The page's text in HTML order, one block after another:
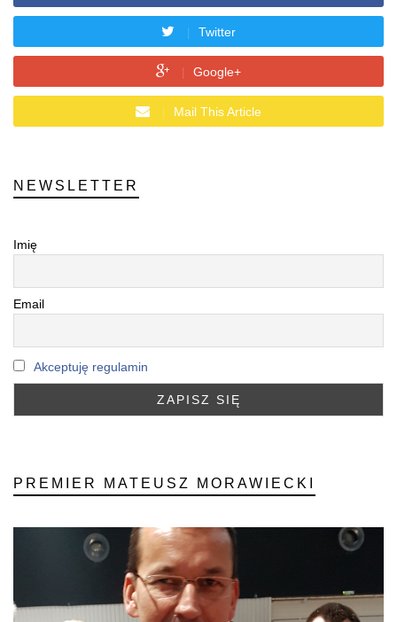
Twitter
Google+
Mail This Article
NEWSLETTER
Imię
Email
Akceptuję regulamin
PREMIER MATEUSZ MORAWIECKI